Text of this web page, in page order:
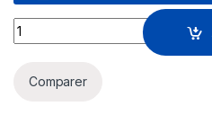
Prix Onduleur Line-interactive
Comparer